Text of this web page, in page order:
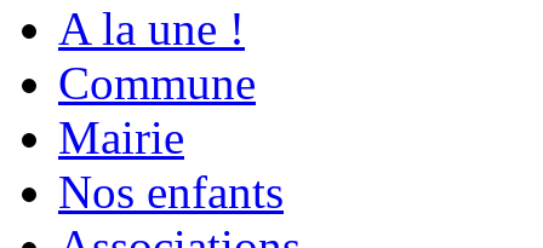
A la une !
Commune
Mairie
Nos enfants